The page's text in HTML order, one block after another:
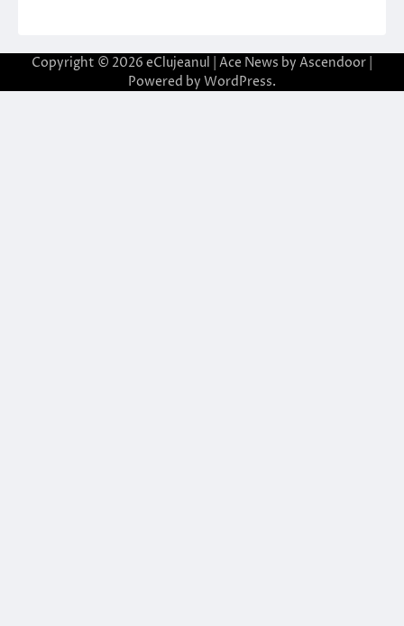
Copyright © 2026 eClujeanul | Ace News by Ascendoor
Powered by WordPress.